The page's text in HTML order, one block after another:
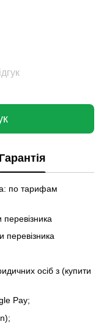
Гарантія
по тарифам
осіб з (купити
Pay;